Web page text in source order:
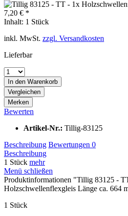
7,20 € *
Inhalt: 1 Stück
inkl. MwSt. zzgl. Versandkosten
Lieferbar
In den Warenkorb
Vergleichen
Merken
Bewerten
Artikel-Nr.: Tillig-83125
Beschreibung Bewertungen 0
Beschreibung
1 Stück mehr
Menü schließen
Produktinformationen "Tillig 83125 -
Holzschwellenflexgleis Länge ca. 664
1 Stück